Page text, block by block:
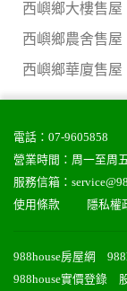
西嶼鄉大樓售屋
西嶼鄉農舍售屋
西嶼鄉華廈售屋
電話： 07-9605858
營業時間：周一至周
服務信箱：
使用條款
隱私權
988house房屋網
988house實價登錄